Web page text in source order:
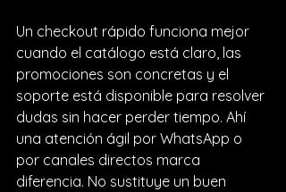
Un checkout rápido funciona mejor
cuando el catálogo está claro, las
promociones son concretas y el
soporte está disponible para resolver
dudas sin hacer perder tiempo. Ahí
una atención ágil por WhatsApp o
por canales directos marca
diferencia. No sustituye un buen